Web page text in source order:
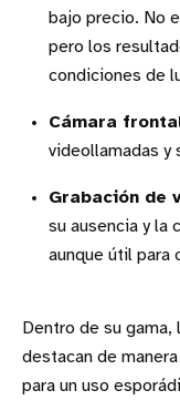
bajo precio. No
pero los
condiciones de
Cámara
videollamadas y
Grabación de
su ausencia y la
aunque útil para
Dentro de su gama,
destacan de
para un uso